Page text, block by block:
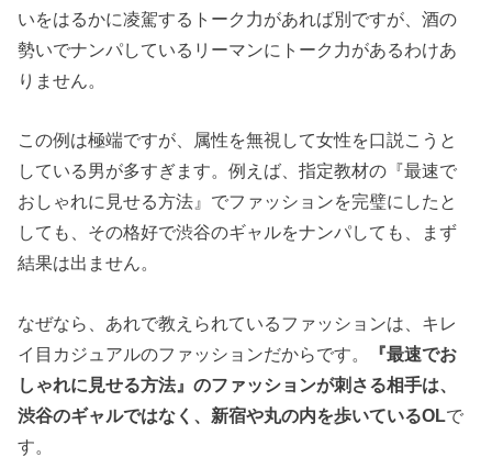
いをはるかに凌駕するトーク力があれば別ですが、酒の
勢いでナンパしているリーマンにトーク力があるわけあ
りません。
この例は極端ですが、属性を無視して女性を口説こうと
している男が多すぎます。例えば、指定教材の『最速で
おしゃれに見せる方法』でファッションを完璧にしたと
しても、その格好で渋谷のギャルをナンパしても、まず
結果は出ません。
なぜなら、あれで教えられているファッションは、キレ
イ目カジュアルのファッションだからです。
『最速でお
しゃれに見せる方法』のファッションが刺さる相手は、
渋谷のギャルではなく、新宿や丸の内を歩いているOLで
す。